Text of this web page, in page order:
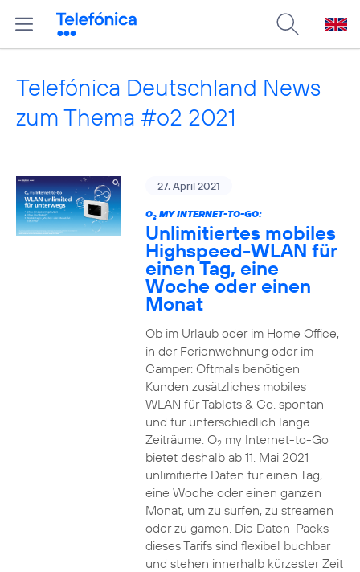
Telefónica Deutschland News
zum Thema #o2 2021
27. April 2021
O2MY INTERNET-TO-GO:
Unlimitiertes mobiles
Highspeed-WLAN für
einen Tag, eine
Woche oder einen
Monat
Ob im Urlaub oder im Home Office,
in der Ferienwohnung oder im
Camper: Oftmals benötigen
Kunden zusätzliches mobiles
WLAN für Tablets & Co. spontan
und für unterschiedlich lange
Zeiträume. O2my Internet-to-Go
bietet deshalb ab 11. Mai 2021
unlimitierte Daten für einen Tag,
eine Woche oder einen ganzen
Monat, um zu surfen, zu streamen
oder zu gamen. Die Daten-Packs
dieses Tarifs sind flexibel buchbar
und stehen innerhalb kürzester Zeit